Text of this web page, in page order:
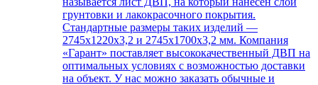
грунтовки и лакокрасочного покрытия.
Стандартные размеры таких изделий —
2745х1220х3,2 и 2745х1700х3,2 мм. Компания
«Гарант» поставляет высококачественный ДВП на
оптимальных условиях с возможностью доставки
на объект. У нас можно заказать обычные и